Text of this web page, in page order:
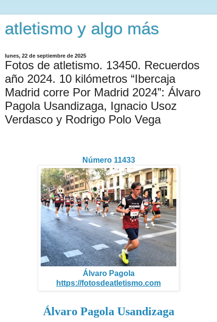
atletismo y algo más
lunes, 22 de septiembre de 2025
Fotos de atletismo. 13450. Recuerdos
año 2024. 10 kilómetros “Ibercaja
Madrid corre Por Madrid 2024”: Álvaro
Pagola Usandizaga, Ignacio Usoz
Verdasco y Rodrigo Polo Vega
Número 11433
Álvaro Pagola
https://fotosdeatletismo.com
Álvaro Pagola Usandizaga